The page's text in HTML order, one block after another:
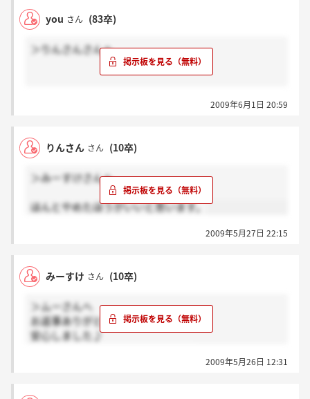
you さん (83卒)
＞りんさんさんへ
何が？
2009年6月1日 20:59
りんさん さん (10卒)
＞みーすけさんへ
ほんとやめたほうがいいと思います。
2009年5月27日 22:15
みーすけ さん (10卒)
＞ムーさんへ
お返事ありがとうございます！
安心しました♪
2009年5月26日 12:31